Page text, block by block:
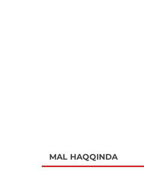
MAL HAQQINDA